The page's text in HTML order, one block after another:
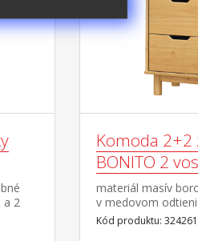
a 2
Komoda 2+2
BONITO 2
materiál masív
v medovom
väčšie zásuvky s
pojazdmi
Kód produktu: